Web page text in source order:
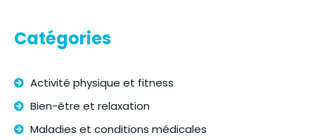
Catégories
Activité physique et fitness
Bien-être et relaxation
Maladies et conditions médicales